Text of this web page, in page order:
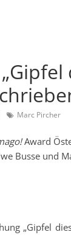
Marc Pircher
Award
Busse und
„Gipfel